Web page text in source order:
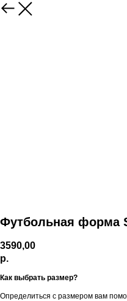
Футбольная форма
3590,00
р.
Как выбрать размер?
Определиться с размером вам